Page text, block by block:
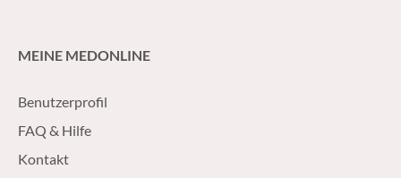
MEINE MEDONLINE
Benutzerprofil
FAQ & Hilfe
Kontakt